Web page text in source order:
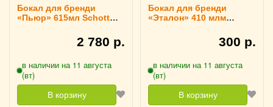
Бокал для бренди
«Пьюр» 615мл Schott
2 780 р.
в наличии на 11 августа
(вт)
В корзину
Бокал для бренди
«Эталон» 410 млм
300 р.
в наличии на 11 августа
(вт)
В корзину